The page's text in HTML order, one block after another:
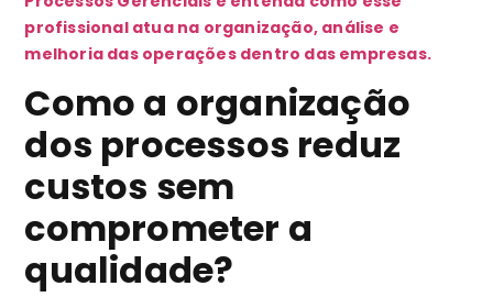
profissional atua na organização, análise e
melhoria das operações dentro das empresas.
Como a organização
dos processos reduz
custos sem
comprometer a
qualidade?